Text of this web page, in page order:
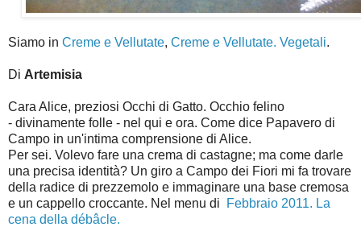
Siamo in Creme e Vellutate, Creme e Vellutate. Vegetali.
Di Artemisia
Cara Alice, preziosi Occhi di Gatto. Occhio felino
- divinamente folle - nel qui e ora. Come dice Papavero di
Campo in un'intima comprensione di Alice.
Per sei. Volevo fare una crema di castagne; ma come darle
una precisa identità? Un giro a Campo dei Fiori mi fa trovare
della radice di prezzemolo e immaginare una base cremosa
e un cappello croccante. Nel menu di
Febbraio 2011. La
cena della débâcle.